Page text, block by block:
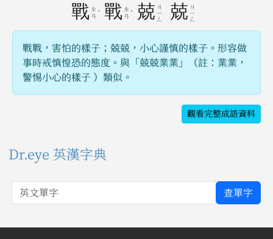
戰 ㄓ
ㄢ ˋ 戰 ㄓ
ㄢ ˋ 兢 ㄐ
ㄧ
ㄥ
兢 ㄐ
ㄧ
ㄥ
戰戰，害怕的樣子；兢兢，小心謹慎的樣子。形容做
事時戒慎惶恐的態度。與「兢兢業業」（註：業業，
警惕小心的樣子 ）類似。
觀看完整成語資料
Dr.eye 英漢字典
英文單字 查單字